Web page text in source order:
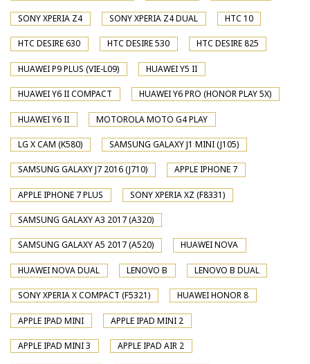
SONY XPERIA Z4 SONY XPERIA Z4 DUAL HTC 10
HTC DESIRE 630 HTC DESIRE 530 HTC DESIRE 825
HUAWEI P9 PLUS (VIE-L09) HUAWEI Y5 II
HUAWEI Y6 II COMPACT HUAWEI Y6 PRO (HONOR PLAY 5X)
HUAWEI Y6 II MOTOROLA MOTO G4 PLAY
LG X CAM (K580) SAMSUNG GALAXY J1 MINI (J105)
SAMSUNG GALAXY J7 2016 (J710) APPLE IPHONE 7
APPLE IPHONE 7 PLUS SONY XPERIA XZ (F8331)
SAMSUNG GALAXY A3 2017 (A320)
SAMSUNG GALAXY A5 2017 (A520) HUAWEI NOVA
HUAWEI NOVA DUAL LENOVO B LENOVO B DUAL
SONY XPERIA X COMPACT (F5321) HUAWEI HONOR 8
APPLE IPAD MINI APPLE IPAD MINI 2
APPLE IPAD MINI 3 APPLE IPAD AIR 2